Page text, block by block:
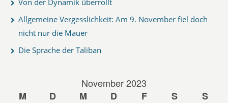
Allgemeine Vergesslichkeit: Am 9. November fiel doch
nicht nur die Mauer
Die Sprache der Taliban
November 2023
M
D M D F S
S